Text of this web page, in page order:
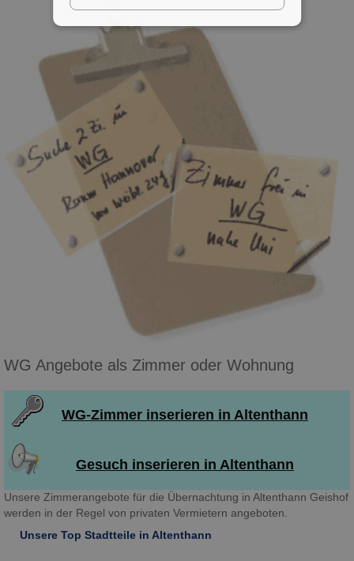
WG Angebote als Zimmer oder Wohnung
WG-Zimmer inserieren in Altenthann
Gesuch inserieren in Altenthann
Unsere Zimmerangebote für die Übernachtung in Altenthann Geishof
werden in der Regel von privaten Vermietern angeboten.
Unsere Top Stadtteile in Altenthann